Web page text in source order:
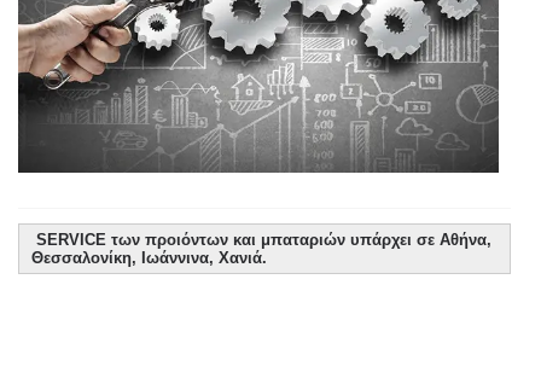
SERVICE των προιόντων και μπαταριών υπάρχει σε Αθήνα,
Θεσσαλονίκη, Ιωάννινα, Χανιά.